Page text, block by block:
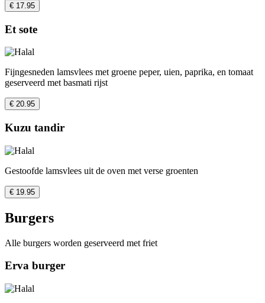
€ 17.95
Et sote
Fijngesneden lamsvlees met groene peper, uien, paprika, en tomaat
geserveerd met basmati rijst
€ 20.95
Kuzu tandir
Gestoofde lamsvlees uit de oven met verse groenten
€ 19.95
Burgers
Alle burgers worden geserveerd met friet
Erva burger